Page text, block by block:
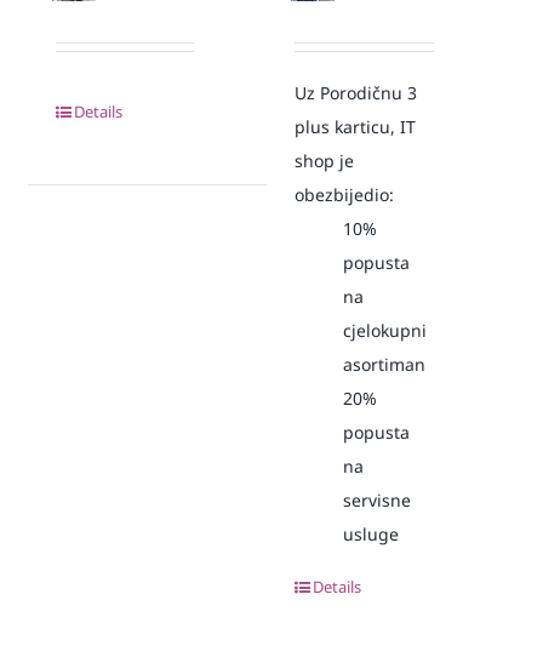
Details
Uz Porodičnu 3
plus karticu, IT
shop je
obezbijedio:
10%
popusta
na
cjelokupni
asortiman
20%
popusta
na
servisne
usluge
Details